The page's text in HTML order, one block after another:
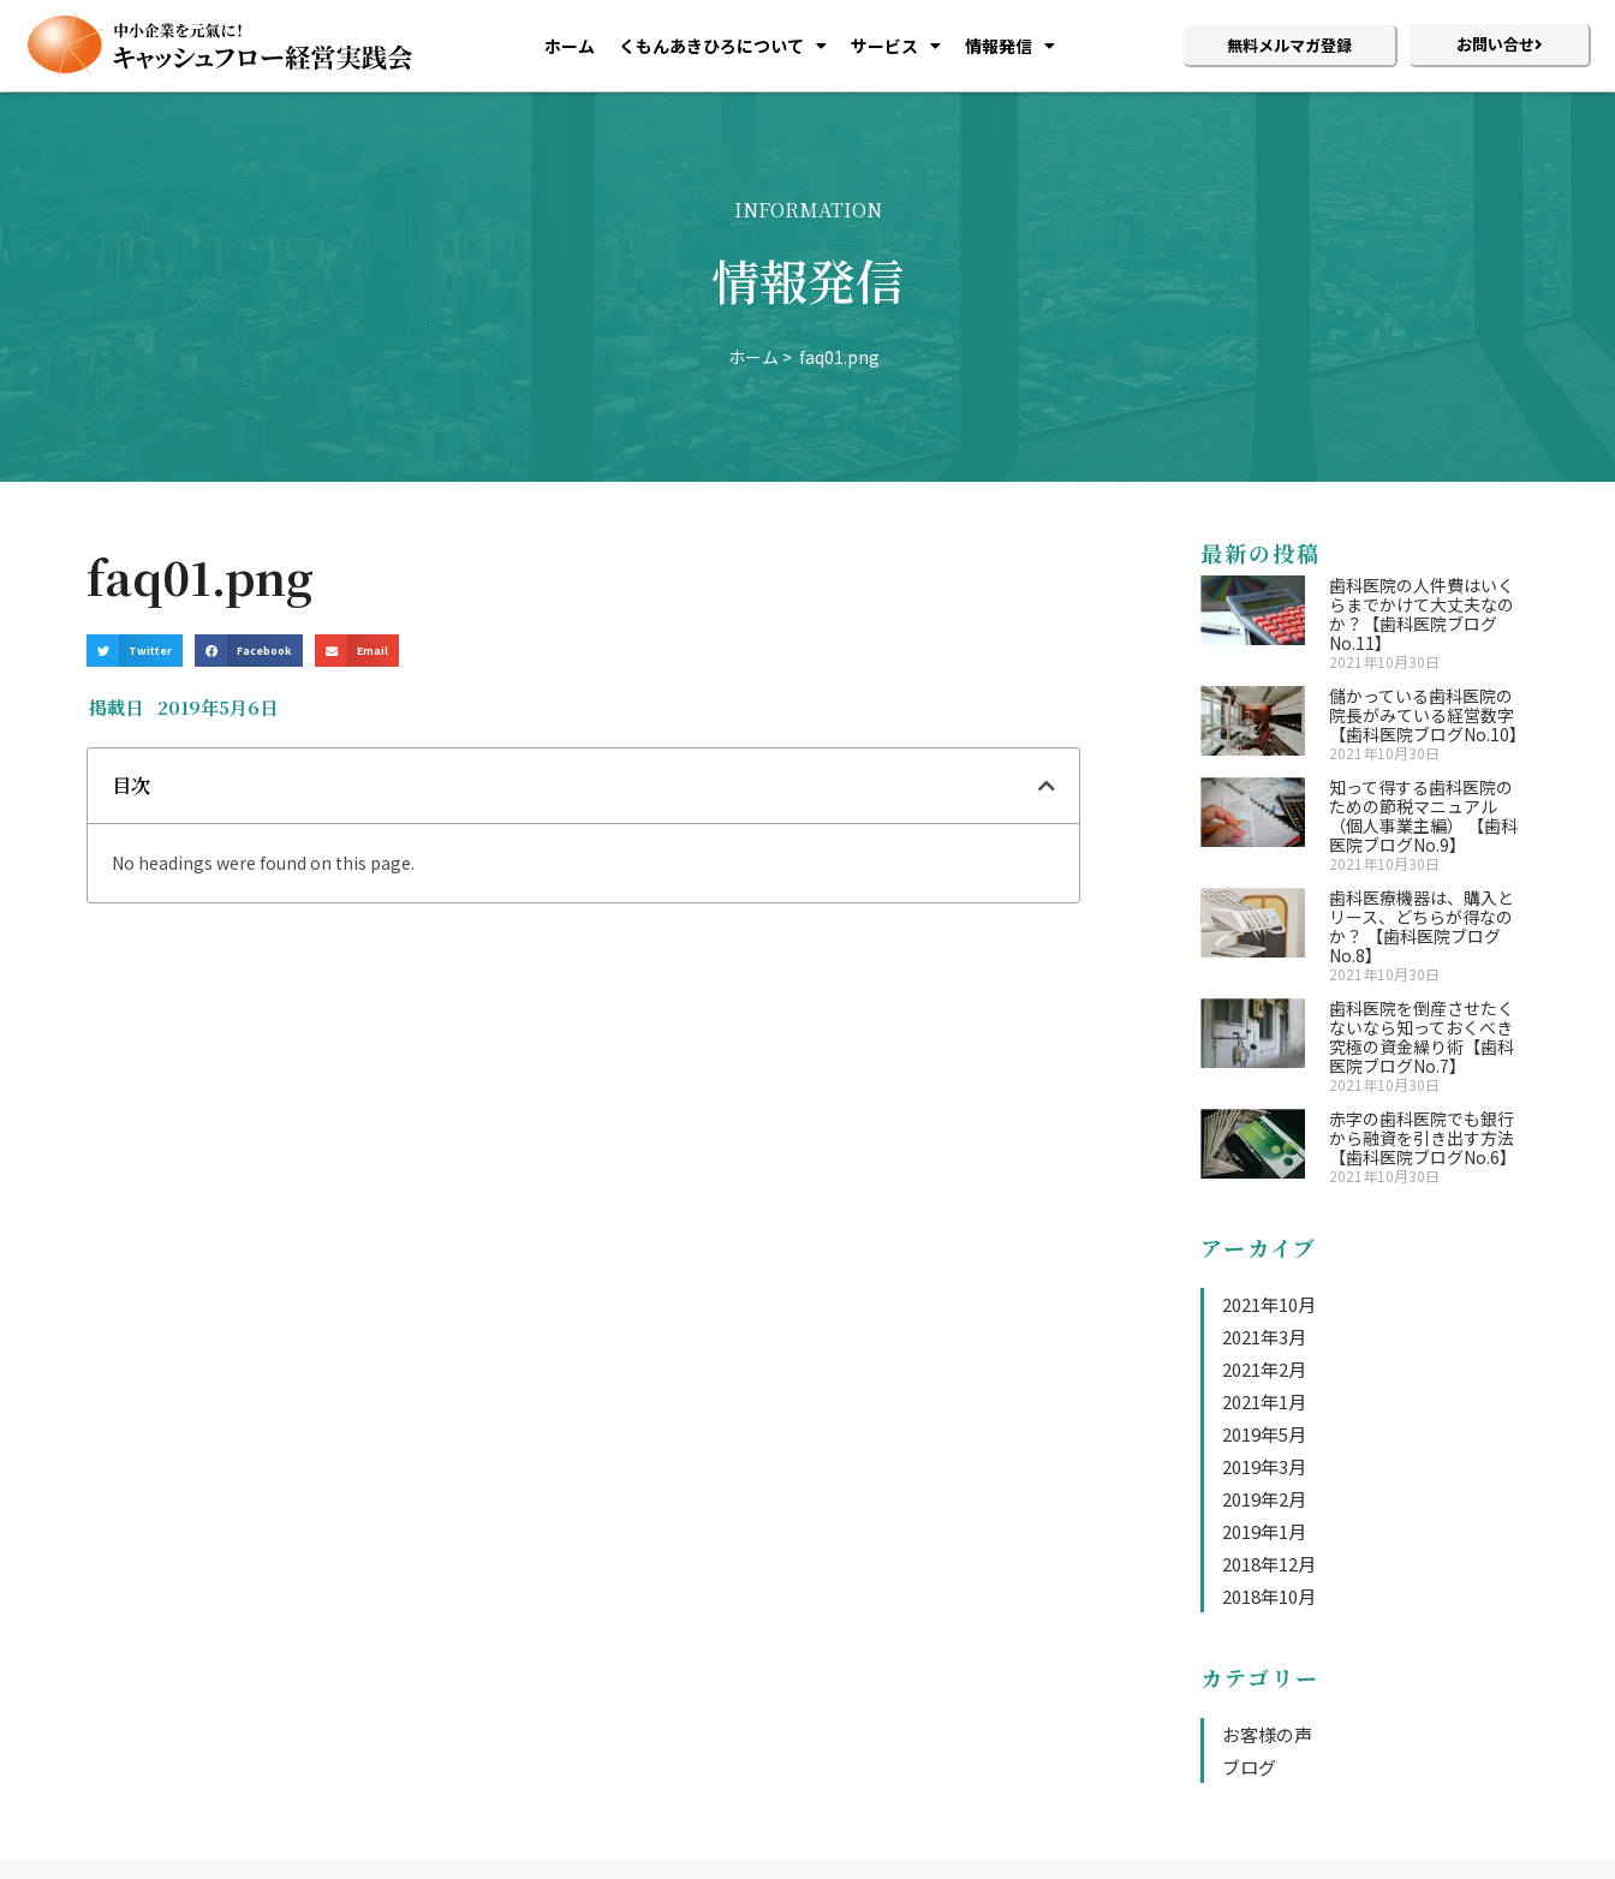
ホーム くもんあきひろについて サービス 情報発信 無料メルマガ登録 お問い合せ
INFORMATION
情報発信
ホーム faq01.png
faq01.png
Twitter Facebook Email
掲載日 2019年5月6日
目次
No headings were found on this page.
最新の投稿
歯科医院の人件費はいく
らまでかけて大丈夫なの
か？【歯科医院ブログ
No.11】
2021年10月30日
儲かっている歯科医院の
院長がみている経営数字
【歯科医院ブログNo.10】
2021年10月30日
知って得する歯科医院の
ための節税マニュアル
（個人事業主編） 【歯科
医院ブログNo.9】
2021年10月30日
歯科医療機器は、購入と
リース、どちらが得なの
か？ 【歯科医院ブログ
No.8】
2021年10月30日
歯科医院を倒産させたく
ないなら知っておくべき
究極の資金繰り術【歯科
医院ブログNo.7】
2021年10月30日
赤字の歯科医院でも銀行
から融資を引き出す方法
【歯科医院ブログNo.6】
2021年10月30日
アーカイブ
2021年10月
2021年3月
2021年2月
2021年1月
2019年5月
2019年3月
2019年2月
2019年1月
2018年12月
2018年10月
カテゴリー
お客様の声
ブログ